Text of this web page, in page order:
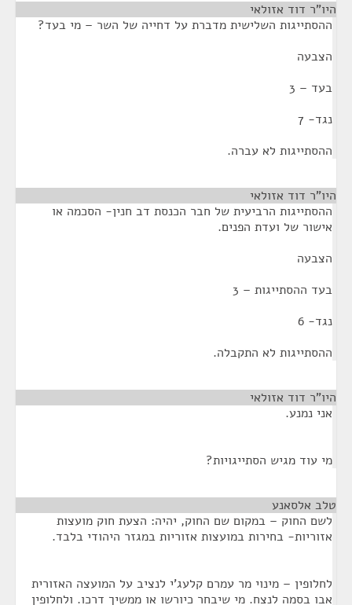
היו"ר דוד אזולאי
ההסתייגות השלישית מדברת על דחייה של השר – מי בעד?
הצבעה
בעד – 3
נגד- 7
ההסתייגות לא עברה.
היו"ר דוד אזולאי
ההסתייגות הרביעית של חבר הכנסת דב חנין- הסכמה או
אישור של ועדת הפנים.
הצבעה
בעד ההסתייגות – 3
נגד- 6
ההסתייגות לא התקבלה.
היו"ר דוד אזולאי
אני נמנע.
מי עוד מגיש הסתייגויות?
טלב אלסאנע
לשם החוק – במקום שם החוק, יהיה: הצעת חוק מועצות
אזוריות- בחירות במועצות אזוריות במגזר היהודי בלבד.
לחלופין – מינוי מר עמרם קלעג'י לנציב על המועצה האזורית
אבו בסמה לנצח. מי שיבחר כיורשו או ממשיך דרכו. ולחלופין